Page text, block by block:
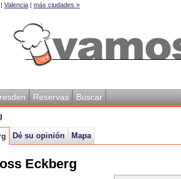
| Valencia | más ciudades »
Reservas Buscar
Dé su opinión Mapa
Eckberg